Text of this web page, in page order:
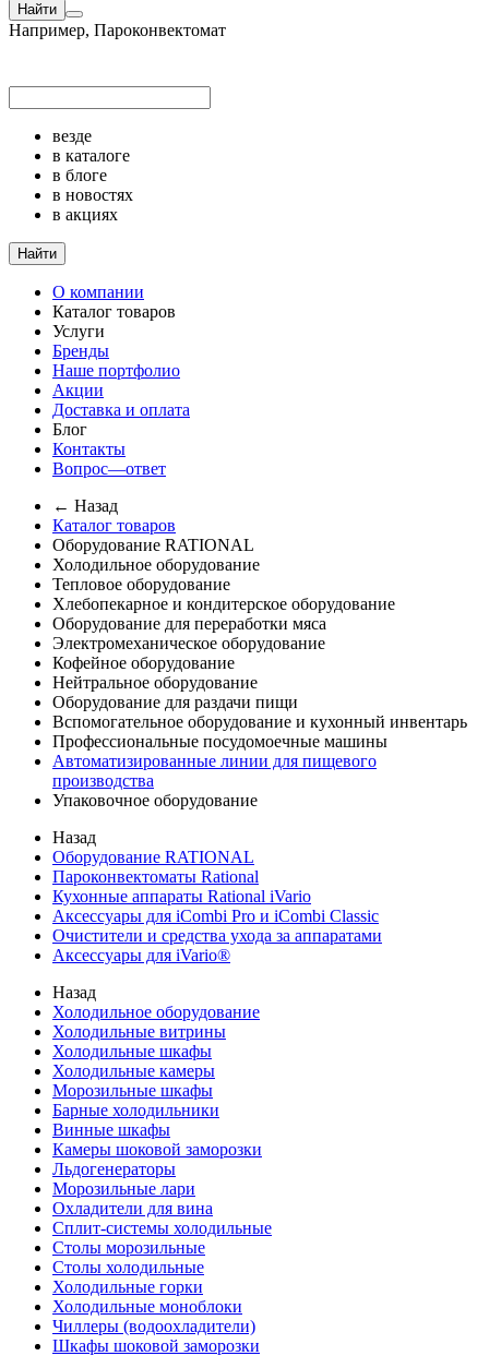
Найти
Например, Пароконвектомат
везде
в каталоге
в блоге
в новостях
в акциях
Найти
О компании
Каталог товаров
Услуги
Бренды
Наше портфолио
Акции
Доставка и оплата
Блог
Контакты
Вопрос—ответ
← Назад
Каталог товаров
Оборудование RATIONAL
Холодильное оборудование
Тепловое оборудование
Хлебопекарное и кондитерское оборудование
Оборудование для переработки мяса
Электромеханическое оборудование
Кофейное оборудование
Нейтральное оборудование
Оборудование для раздачи пищи
Вспомогательное оборудование и кухонный инвентарь
Профессиональные посудомоечные машины
Автоматизированные линии для пищевого
производства
Упаковочное оборудование
Назад
Оборудование RATIONAL
Пароконвектоматы Rational
Кухонные аппараты Rational iVario
Аксессуары для iCombi Pro и iCombi Classic
Очистители и средства ухода за аппаратами
Аксессуары для iVario®
Назад
Холодильное оборудование
Холодильные витрины
Холодильные шкафы
Холодильные камеры
Морозильные шкафы
Барные холодильники
Винные шкафы
Камеры шоковой заморозки
Льдогенераторы
Морозильные лари
Охладители для вина
Сплит-системы холодильные
Столы морозильные
Столы холодильные
Холодильные горки
Холодильные моноблоки
Чиллеры (водоохладители)
Шкафы шоковой заморозки